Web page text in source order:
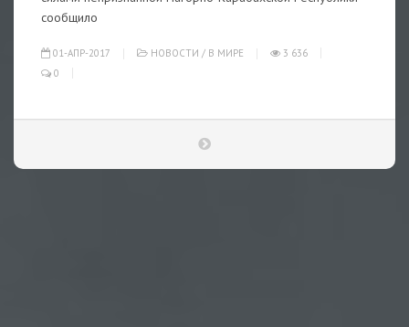
сообщило
01-АПР-2017 НОВОСТИ / В МИРЕ
3 636
0